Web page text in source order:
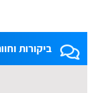
ביקורות